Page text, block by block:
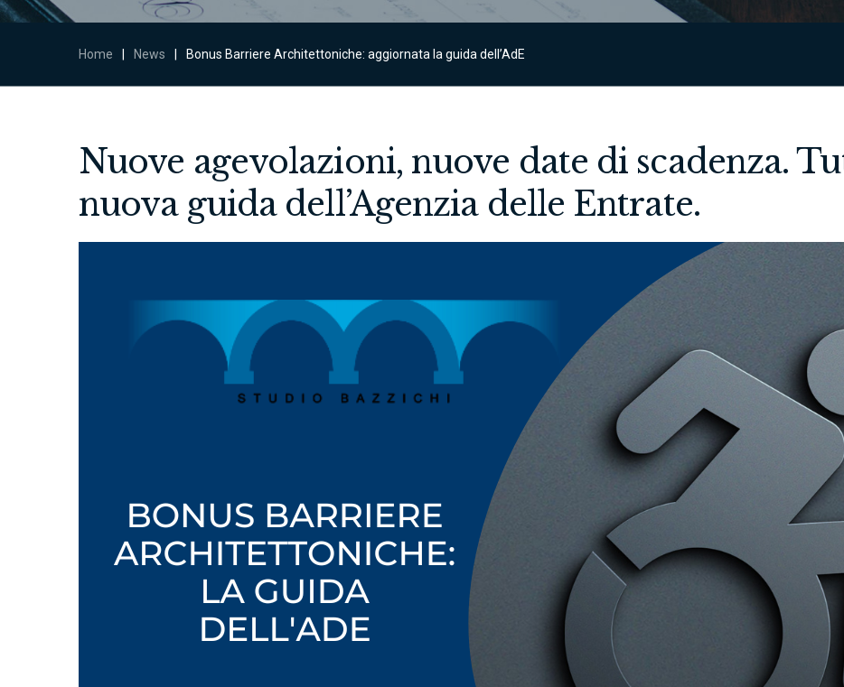
Home News Bonus Barriere Architettoniche: aggiornata la guida dell’AdE
Nuove agevolazioni, nuove date di scadenza.
nuova guida dell’Agenzia delle Entrate.